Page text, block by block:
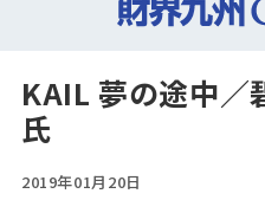
KAIL 夢の途中／
氏
2019年01月20日